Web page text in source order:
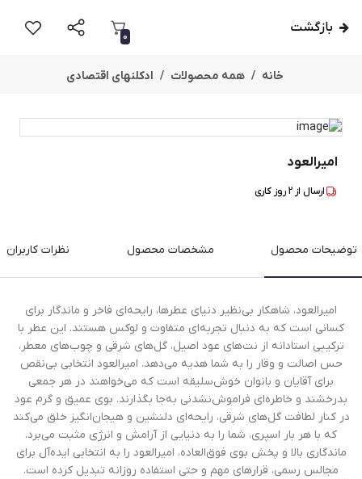
بازگشت
0
خانه همه محصولات ادکلنهای اقتصادی
امیرالعود
ارسال از 2روز کاری
توضیحات محصول مشخصات محصول نظرات کاربران
امیرالعود، شاهکار بی‌نظیر دنیای عطرها، رایحه‌ای فاخر و ماندگار برای
کسانی است که به دنبال تجربه‌ای متفاوت و لوکس هستند. این عطر با
ترکیبی استادانه از نت‌های عود اصیل، گل‌های شرقی و چوب‌های معطر،
حس اصالت و وقار را به شما هدیه می‌دهد. امیرالعود انتخابی بی‌نقص
برای آقایان و بانوان خوش‌سلیقه است که می‌خواهند در هر جمعی
بدرخشند و خاطره‌ای فراموش‌نشدنی به‌جا بگذارند. بوی عمیق و گرم عود
در کنار لطافت گل‌های شرقی، رایحه‌ای دلنشین و هیجان‌انگیز خلق می‌کند
که با هر بار اسپری، شما را به دنیایی از آرامش و انرژی مثبت می‌برد.
ماندگاری بالا و پخش بوی فوق‌العاده، امیرالعود را به انتخابی ایده‌آل برای
مجالس رسمی، قرارهای مهم و حتی استفاده روزانه تبدیل کرده است.